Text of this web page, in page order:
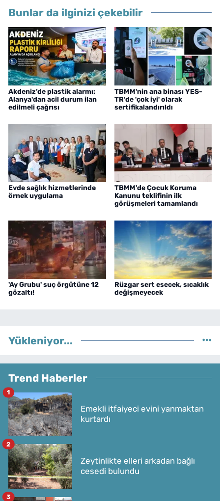
Bunlar da ilginizi çekebilir
Akdeniz’de plastik alarmı:
Alanya'dan acil durum ilan
edilmeli çağrısı
TBMM'nin ana binası YES-
TR'de 'çok iyi' olarak
sertifikalandırıldı
Evde sağlık hizmetlerinde
örnek uygulama
TBMM'de Çocuk Koruma
Kanunu teklifinin ilk
görüşmeleri tamamlandı
'Ay Grubu' suç örgütüne 12
gözaltı!
Rüzgar sert esecek, sıcaklık
değişmeyecek
Yükleniyor...
Trend Haberler
Emekli itfaiyeci evini yanmaktan
kurtardı
1
Zeytinlikte elleri arkadan bağlı
cesedi bulundu
2
3